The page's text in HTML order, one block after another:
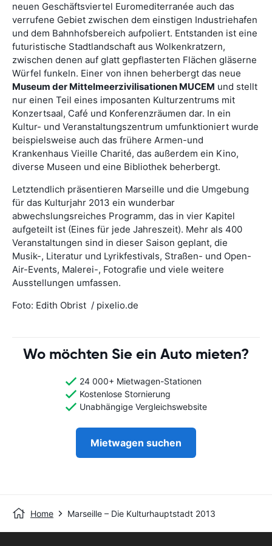
neuen Geschäftsviertel Euromediterranée auch das
verrufene Gebiet zwischen dem einstigen Industriehafen
und dem Bahnhofsbereich aufpoliert. Entstanden ist eine
futuristische Stadtlandschaft aus Wolkenkratzern,
zwischen denen auf glatt gepflasterten Flächen gläserne
Würfel funkeln. Einer von ihnen beherbergt das neue
Museum der Mittelmeerzivilisationen MUCEM und stellt
nur einen Teil eines imposanten Kulturzentrums mit
Konzertsaal, Café und Konferenzräumen dar. In ein
Kultur- und Veranstaltungszentrum umfunktioniert wurde
beispielsweise auch das frühere Armen-und
Krankenhaus Vieille Charité, das außerdem ein Kino,
diverse Museen und eine Bibliothek beherbergt.
Letztendlich präsentieren Marseille und die Umgebung
für das Kulturjahr 2013 ein wunderbar
abwechslungsreiches Programm, das in vier Kapitel
aufgeteilt ist (Eines für jede Jahreszeit). Mehr als 400
Veranstaltungen sind in dieser Saison geplant, die
Musik-, Literatur und Lyrikfestivals, Straßen- und Open-
Air-Events, Malerei-, Fotografie und viele weitere
Ausstellungen umfassen.
Foto: Edith Obrist / pixelio.de
Wo möchten Sie ein Auto mieten?
24 000+ Mietwagen-Stationen
Kostenlose Stornierung
Unabhängige Vergleichswebsite
Mietwagen suchen
Home Marseille – Die Kulturhauptstadt 2013